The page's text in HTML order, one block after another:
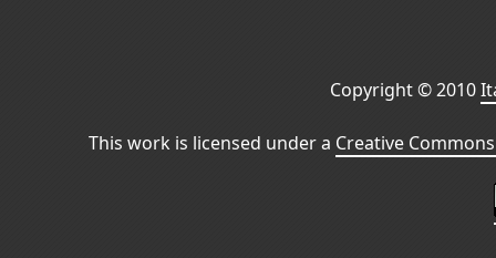
Copyright © 2010
This work is licensed under a Creative